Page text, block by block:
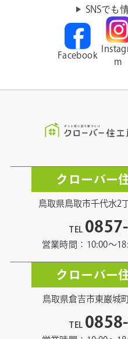
SNSでも
Facebook
m
クローバー
鳥取県鳥取市千代水2
TEL
営業時間：10:00〜
クローバー
鳥取県倉吉市東巌城
TEL